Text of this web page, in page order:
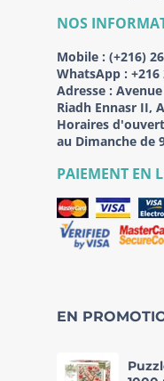
NOS
Mobile : (+216)
WhatsApp : +216
Adresse :
Riadh Ennasr II,
Horaires
au Dimanche de
PAIEMENT EN
EN